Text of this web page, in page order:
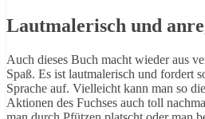
Lautmalerisch und
Auch dieses Buch macht wieder aus
Spaß. Es ist lautmalerisch und fordert
Sprache auf. Vielleicht kann man so
Aktionen des Fuchses auch toll